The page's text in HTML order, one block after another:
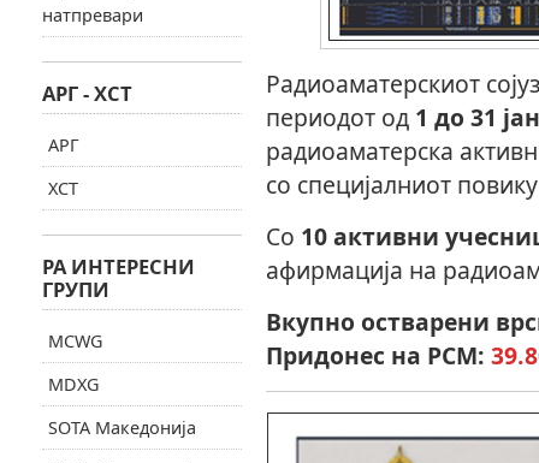
Радиоаматерскиот
периодот од 1 до 31
радиоаматерска
со специјалниот
Со 10 активни
афирмација на
Вкупно остварени
Придонес на РСМ:
натпревари
АРГ - ХСТ
АРГ
ХСТ
РА ИНТЕРЕСНИ
ГРУПИ
MCWG
MDXG
SOTA Македонија